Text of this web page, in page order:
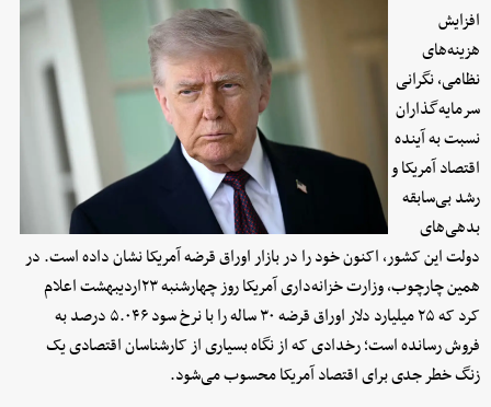
افزایش
هزینه‌های
نظامی، نگرانی
سرمایه‌گذاران
نسبت به آینده
اقتصاد آمریکا و
رشد بی‌سابقه
بدهی‌های
دولت این کشور، اکنون خود را در بازار اوراق قرضه آمریکا نشان داده است. در
همین چارچوب، وزارت خزانه‌داری آمریکا روز چهارشنبه ۲۳‌اردیبهشت اعلام
کرد که ۲۵ میلیارد دلار اوراق قرضه ۳۰ ساله را با نرخ سود ۵.۰۴۶ درصد به
فروش رسانده است؛ رخدادی که از نگاه بسیاری از کارشناسان اقتصادی یک
زنگ خطر جدی برای اقتصاد آمریکا محسوب می‌شود.